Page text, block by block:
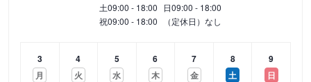
土09:00 - 18:00 日09:00 - 18:00
祝09:00 - 18:00 （定休日）なし
3
月
4
火
5
水
6
木
7
金
8
土
9
日